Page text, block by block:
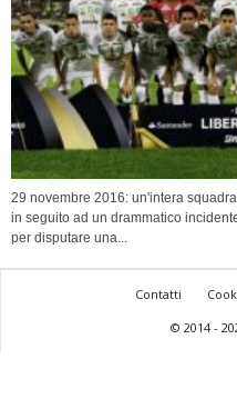
29 novembre 2016: un'intera
in seguito ad un drammatico
per disputare una...
Contatti
© 2014 -